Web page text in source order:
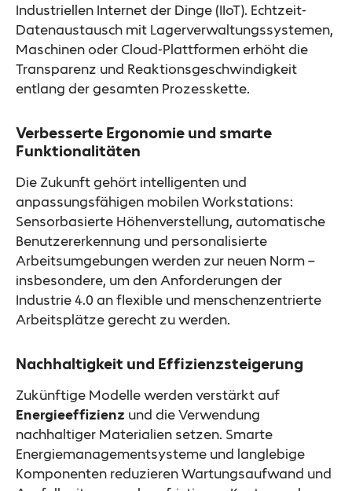
Industriellen Internet der Dinge (IIoT). Echtzeit-
Datenaustausch mit Lagerverwaltungssystemen,
Maschinen oder Cloud-Plattformen erhöht die
Transparenz und Reaktionsgeschwindigkeit
entlang der gesamten Prozesskette.
Verbesserte Ergonomie und smarte
Funktionalitäten
Die Zukunft gehört intelligenten und
anpassungsfähigen mobilen Workstations:
Sensorbasierte Höhenverstellung, automatische
Benutzererkennung und personalisierte
Arbeitsumgebungen werden zur neuen Norm –
insbesondere, um den Anforderungen der
Industrie 4.0 an flexible und menschenzentrierte
Arbeitsplätze gerecht zu werden.
Nachhaltigkeit und Effizienzsteigerung
Zukünftige Modelle werden verstärkt auf
Energieeffizienz und die Verwendung
nachhaltiger Materialien setzen. Smarte
Energiemanagementsysteme und langlebige
Komponenten reduzieren Wartungsaufwand und